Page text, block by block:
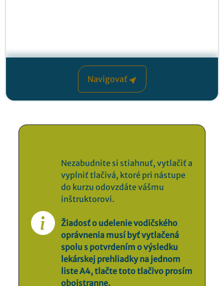
Navigovať
Nezabudnite si stiahnuť, vytlačiť a
vyplniť tlačivá, ktoré pri nástupe
do kurzu odovzdáte vášmu
inštruktorovi.
Žiadosť o udelenie vodičského
oprávnenia musí byť vytlačená
spolu s potvrdením o výsledku
lekárskej prehliadky na jednom
liste A4, tlačte toto tlačivo prosím
obojstranne.